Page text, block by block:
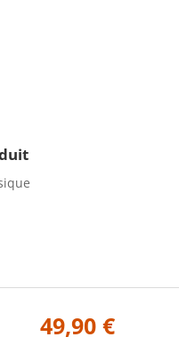
49,90 €